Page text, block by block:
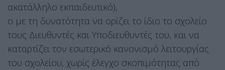
ακατάλληλο εκπαιδευτικό),
o με τη δυνατότητα να ορίζει το ίδιο το σχολείο
τους Διευθυντές και Υποδιευθυντές του, και να
καταρτίζει τον εσωτερικό κανονισμό λειτουργίας
του σχολείου, χωρίς έλεγχο σκοπιμότητας από